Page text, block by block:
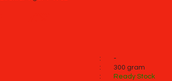
:
-
:
300 gram
:
Ready Stock